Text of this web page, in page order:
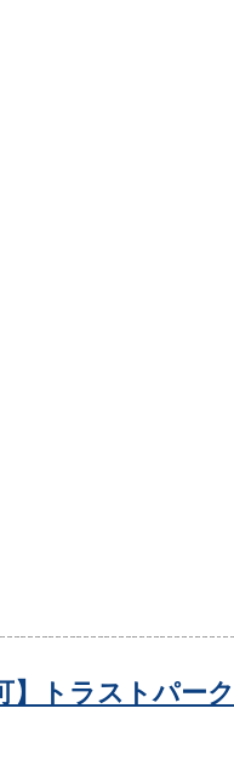
】トラストパー